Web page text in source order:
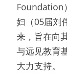
Foundation
妇（05届刘
来，旨在向
与远见教育
大力支持。